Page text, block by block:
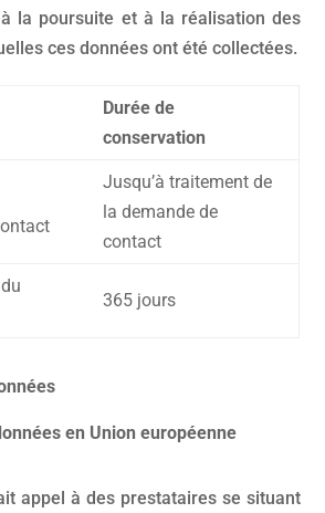
la poursuite et à la réalisation des
ces données ont été collectées.
Durée de
conservation
Jusqu’à traitement de
la demande de
contact
365 jours
en Union européenne
appel à des prestataires se situant